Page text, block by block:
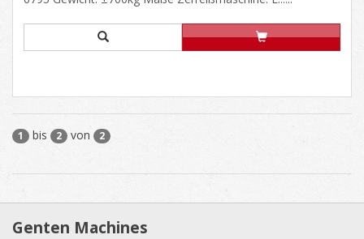
1 bis 2 von 2
Genten Machines